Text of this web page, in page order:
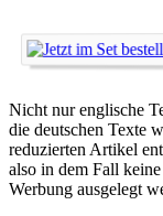
Nicht nur englische
die deutschen Texte
reduzierten Artikel
also in dem Fall
Werbung ausgelegt